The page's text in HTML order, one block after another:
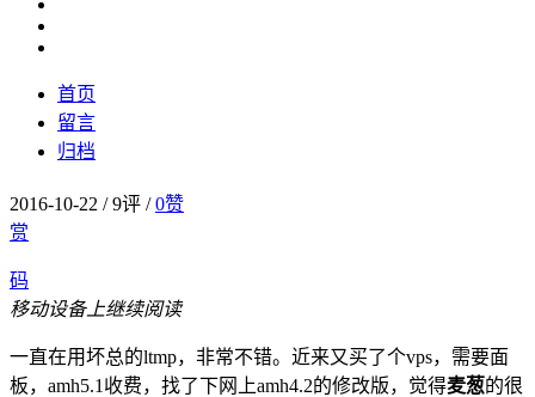
首页
留言
归档
2016-10-22 /9评 /0赞
赏
码
移动设备上继续阅读
一直在用坏总的ltmp，非常不错。近来又买了个vps，需要面
板，amh5.1收费，找了下网上amh4.2的修改版，觉得麦葱的很